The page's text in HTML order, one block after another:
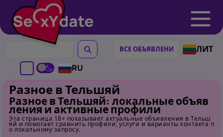
ЛИТ
RU
Разное в Тельшяй
Разное в Тельшяй: локальные объяв
ления и активные профили
Эта страница 18+ показывает актуальные объявления в Тельш
яй и помогает сравнить профили, услуги и варианты контакта п
о локальному запросу.